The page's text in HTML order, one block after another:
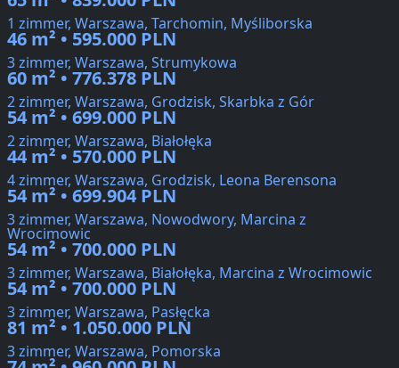
1 zimmer, Warszawa, Tarchomin, Myśliborska
46 m² • 595.000 PLN
3 zimmer, Warszawa, Strumykowa
60 m² • 776.378 PLN
2 zimmer, Warszawa, Grodzisk, Skarbka z Gór
54 m² • 699.000 PLN
2 zimmer, Warszawa, Białołęka
44 m² • 570.000 PLN
4 zimmer, Warszawa, Grodzisk, Leona Berensona
54 m² • 699.904 PLN
3 zimmer, Warszawa, Nowodwory, Marcina z
Wrocimowic
54 m² • 700.000 PLN
3 zimmer, Warszawa, Białołęka, Marcina z Wrocimowic
54 m² • 700.000 PLN
3 zimmer, Warszawa, Pasłęcka
81 m² • 1.050.000 PLN
3 zimmer, Warszawa, Pomorska